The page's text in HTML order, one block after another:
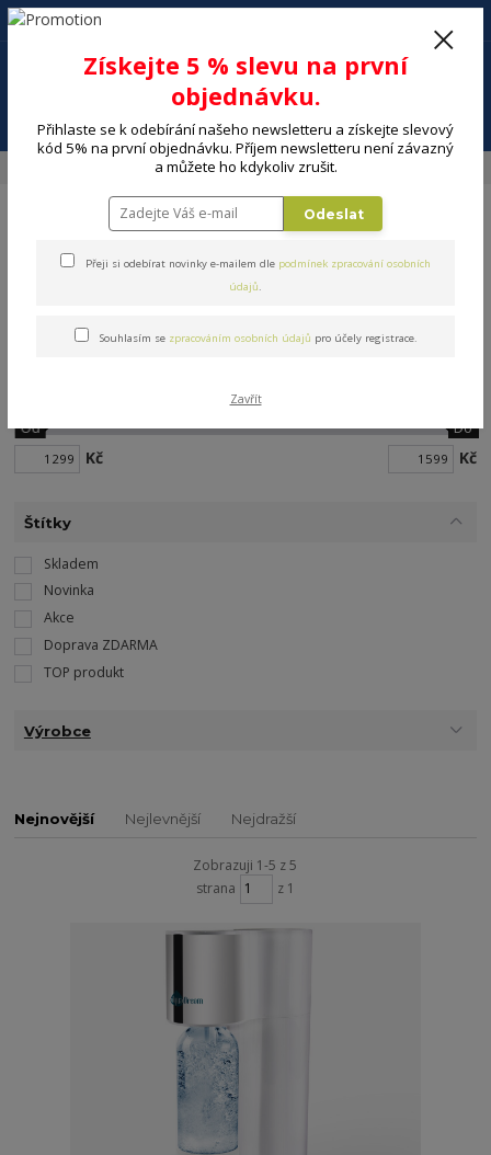
+420 602 494 600
Výrobníky sody a perlivé vody
Aquadream
Kč
Od Do
Kč
Štítky
Skladem
Novinka
Akce
Doprava ZDARMA
TOP produkt
Výrobce
Nejnovější Nejlevnější Nejdražší
Zobrazuji 1-5 z 5
strana
z 1
Získejte 5 % slevu na první
objednávku.
Přihlaste se k odebírání našeho newsletteru a získejte slevový
kód 5% na první objednávku. Příjem newsletteru není závazný
a můžete ho kdykoliv zrušit.
Odeslat
Přeji si odebírat novinky e-mailem dle podmínek zpracování osobních
údajů.
Souhlasím se zpracováním osobních údajů pro účely registrace.
Zavřít